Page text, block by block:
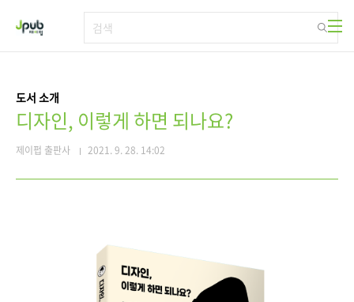
도서 소개
디자인, 이렇게 하면 되나요?
제이펍 출판사 2021. 9. 28. 14:02